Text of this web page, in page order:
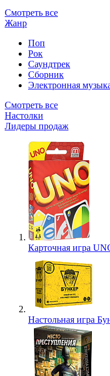
Смотреть все
Жанр
Поп
Рок
Саундтрек
Сборник
Электронная
Смотреть все
Настолки
Лидеры продаж
Карточная игра
Настольная игра